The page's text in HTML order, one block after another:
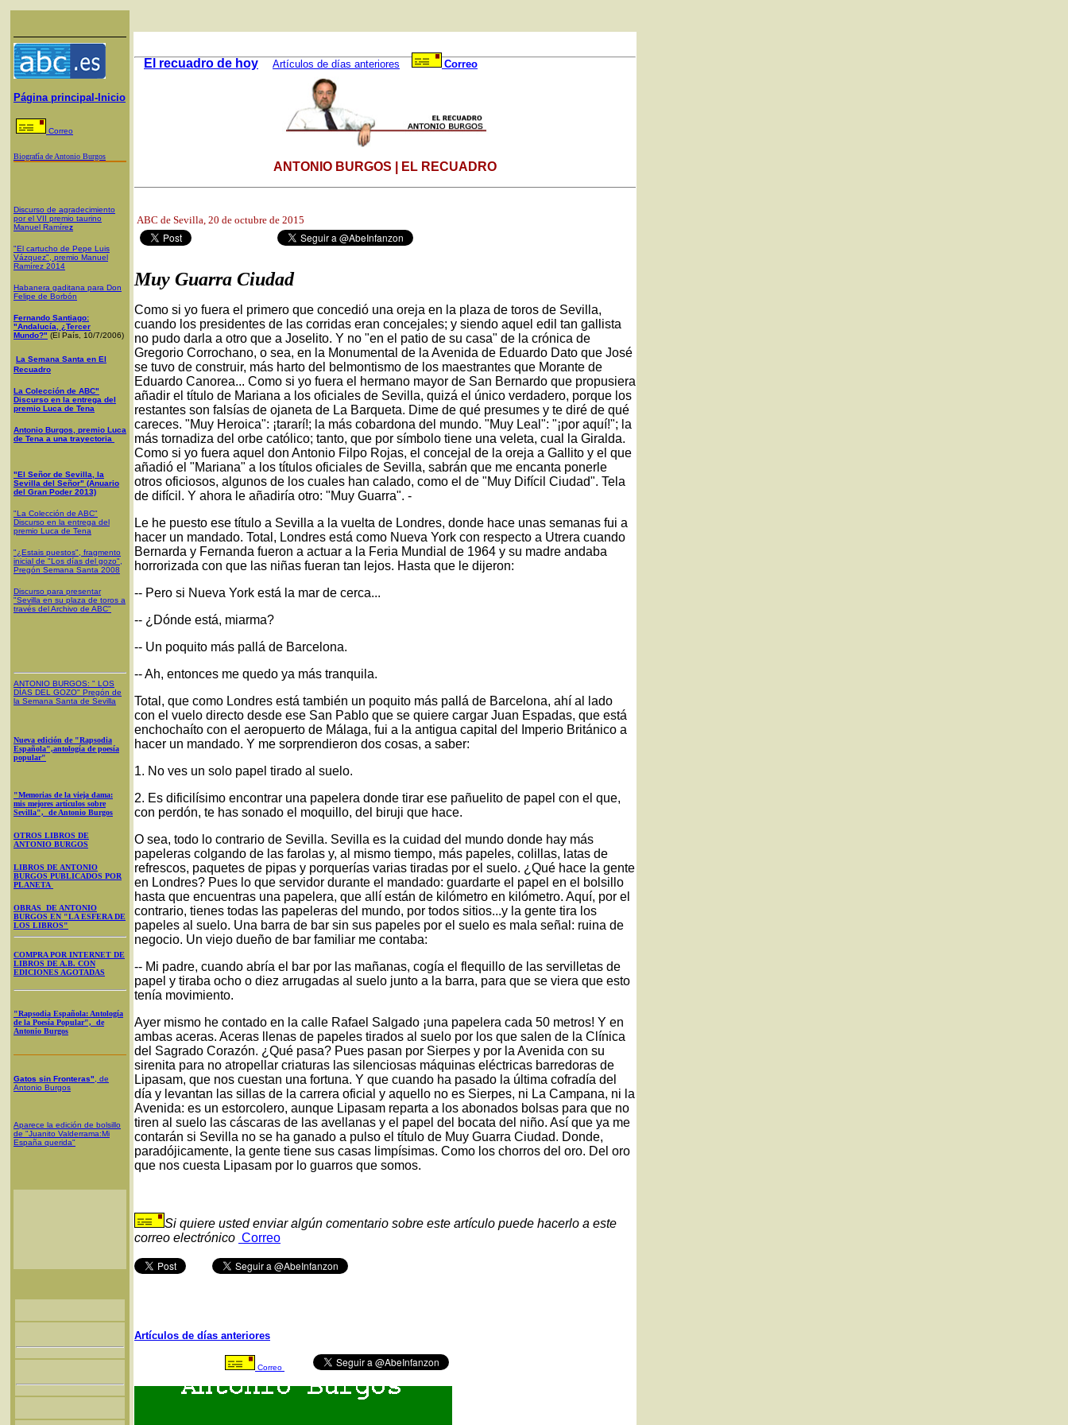
Página principal-Inicio
Correo
Biografía de Antonio Burgos
Discurso de agradecimiento
por el VII premio taurino
Manuel Ramírez
"El cartucho de Pepe Luis
Vázquez", premio Manuel
Ramírez 2014
Habanera gaditana para Don
Felipe de Borbón
Fernando Santiago:
"Andalucía, ¿Tercer
Mundo?" (El País, 10/7/2006)
La Semana Santa en El
Recuadro
La Colección de ABC"
Discurso en la entrega del
premio Luca de Tena
Antonio Burgos, premio Luca
de Tena a una trayectoria
"El Señor de Sevilla, la
Sevilla del Señor" (Anuario
del Gran Poder 2013)
"La Colección de ABC"
Discurso en la entrega del
premio Luca de Tena
"¿Estais puestos", fragmento
inicial de "Los días del gozo",
Pregón Semana Santa 2008
Discurso para presentar
"Sevilla en su plaza de toros a
través del Archivo de ABC"
ANTONIO BURGOS: " LOS
DÍAS DEL GOZO" Pregón de
la Semana Santa de Sevilla
Nueva edición de "Rapsodia
Española",antología de poesía
popular"
"Memorias de la vieja dama:
mis mejores artículos sobre
Sevilla", de Antonio Burgos
OTROS LIBROS DE
ANTONIO BURGOS
LIBROS DE ANTONIO
BURGOS PUBLICADOS POR
PLANETA
OBRAS DE ANTONIO
BURGOS EN "LA ESFERA DE
LOS LIBROS"
COMPRA POR INTERNET DE
LIBROS DE A.B. CON
EDICIONES AGOTADAS
"Rapsodia Española: Antología
de la Poesía Popular", de
Antonio Burgos
Gatos sin Fronteras" , de
Antonio Burgos
Aparece la edición de bolsillo
de "Juanito Valderrama:Mi
España querida"
El recuadro de hoy Artículos de días anteriores Correo
ANTONIO BURGOS | EL RECUADRO
ABC de Sevilla, 20 de octubre de 2015
Muy Guarra Ciudad
Como si yo fuera el primero que concedió una oreja en la plaza de toros de Sevilla,
cuando los presidentes de las corridas eran concejales; y siendo aquel edil tan gallista
no pudo darla a otro que a Joselito. Y no "en el patio de su casa" de la crónica de
Gregorio Corrochano, o sea, en la Monumental de la Avenida de Eduardo Dato que José
se tuvo de construir, más harto del belmontismo de los maestrantes que Morante de
Eduardo Canorea... Como si yo fuera el hermano mayor de San Bernardo que propusiera
añadir el título de Mariana a los oficiales de Sevilla, quizá el único verdadero, porque los
restantes son falsías de ojaneta de La Barqueta. Dime de qué presumes y te diré de qué
careces. "Muy Heroica": ¡tararí!; la más cobardona del mundo. "Muy Leal": "¡por aquí!"; la
más tornadiza del orbe católico; tanto, que por símbolo tiene una veleta, cual la Giralda.
Como si yo fuera aquel don Antonio Filpo Rojas, el concejal de la oreja a Gallito y el que
añadió el "Mariana" a los títulos oficiales de Sevilla, sabrán que me encanta ponerle
otros oficiosos, algunos de los cuales han calado, como el de "Muy Difícil Ciudad". Tela
de difícil. Y ahora le añadiría otro: "Muy Guarra". -
Le he puesto ese título a Sevilla a la vuelta de Londres, donde hace unas semanas fui a
hacer un mandado. Total, Londres está como Nueva York con respecto a Utrera cuando
Bernarda y Fernanda fueron a actuar a la Feria Mundial de 1964 y su madre andaba
horrorizada con que las niñas fueran tan lejos. Hasta que le dijeron:
-- Pero si Nueva York está la mar de cerca...
-- ¿Dónde está, miarma?
-- Un poquito más pallá de Barcelona.
-- Ah, entonces me quedo ya más tranquila.
Total, que como Londres está también un poquito más pallá de Barcelona, ahí al lado
con el vuelo directo desde ese San Pablo que se quiere cargar Juan Espadas, que está
enchochaíto con el aeropuerto de Málaga, fui a la antigua capital del Imperio Británico a
hacer un mandado. Y me sorprendieron dos cosas, a saber:
1. No ves un solo papel tirado al suelo.
2. Es dificilísimo encontrar una papelera donde tirar ese pañuelito de papel con el que,
con perdón, te has sonado el moquillo, del biruji que hace.
O sea, todo lo contrario de Sevilla. Sevilla es la cuidad del mundo donde hay más
papeleras colgando de las farolas y, al mismo tiempo, más papeles, colillas, latas de
refrescos, paquetes de pipas y porquerías varias tiradas por el suelo. ¿Qué hace la gente
en Londres? Pues lo que servidor durante el mandado: guardarte el papel en el bolsillo
hasta que encuentras una papelera, que allí están de kilómetro en kilómetro. Aquí, por el
contrario, tienes todas las papeleras del mundo, por todos sitios...y la gente tira los
papeles al suelo. Una barra de bar sin sus papeles por el suelo es mala señal: ruina de
negocio. Un viejo dueño de bar familiar me contaba:
-- Mi padre, cuando abría el bar por las mañanas, cogía el flequillo de las servilletas de
papel y tiraba ocho o diez arrugadas al suelo junto a la barra, para que se viera que esto
tenía movimiento.
Ayer mismo he contado en la calle Rafael Salgado ¡una papelera cada 50 metros! Y en
ambas aceras. Aceras llenas de papeles tirados al suelo por los que salen de la Clínica
del Sagrado Corazón. ¿Qué pasa? Pues pasan por Sierpes y por la Avenida con su
sirenita para no atropellar criaturas las silenciosas máquinas eléctricas barredoras de
Lipasam, que nos cuestan una fortuna. Y que cuando ha pasado la última cofradía del
día y levantan las sillas de la carrera oficial y aquello no es Sierpes, ni La Campana, ni la
Avenida: es un estorcolero, aunque Lipasam reparta a los abonados bolsas para que no
tiren al suelo las cáscaras de las avellanas y el papel del bocata del niño. Así que ya me
contarán si Sevilla no se ha ganado a pulso el título de Muy Guarra Ciudad. Donde,
paradójicamente, la gente tiene sus casas limpísimas. Como los chorros del oro. Del oro
que nos cuesta Lipasam por lo guarros que somos.
Si quiere usted enviar algún comentario sobre este artículo puede hacerlo a este
correo electrónico Correo
Artículos de días anteriores
Correo